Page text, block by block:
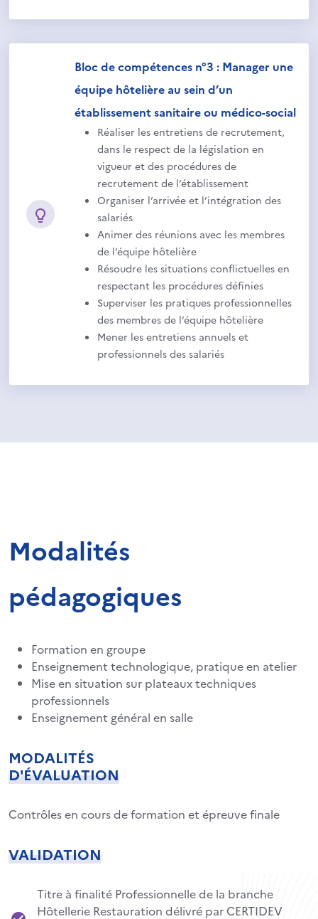
Bloc de compétences n°3 : Manager une
équipe hôtelière au sein d’un
établissement sanitaire ou médico-social
Réaliser les entretiens de recrutement,
dans le respect de la législation en
vigueur et des procédures de
recrutement de l’établissement
Organiser l’arrivée et l’intégration des
salariés
Animer des réunions avec les membres
de l’équipe hôtelière
Résoudre les situations conflictuelles en
respectant les procédures définies
Superviser les pratiques professionnelles
des membres de l’équipe hôtelière
Mener les entretiens annuels et
professionnels des salariés
Modalités
pédagogiques
Formation en groupe
Enseignement technologique, pratique en atelier
Mise en situation sur plateaux techniques
professionnels
Enseignement général en salle
MODALITÉS
D'ÉVALUATION
Contrôles en cours de formation et épreuve finale
VALIDATION
Titre à finalité Professionnelle de la branche
Hôtellerie Restauration délivré par CERTIDEV